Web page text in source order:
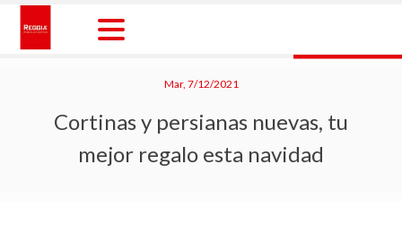
Skip
content
Mar, 7/12/2021
Cortinas y persianas nuevas, tu
mejor regalo esta navidad